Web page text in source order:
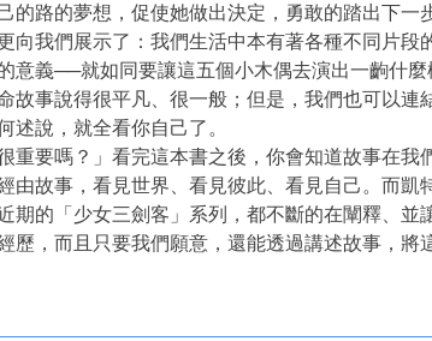
路的夢想，促使她做出決定，勇敢的踏出下一
向我們展示了：我們生活中本有著各種不同片
意義──就如同要讓這五個小木偶去演出一齣什
故事說得很平凡、很一般；但是，我們也可以
述說，就全看你自己了。
要嗎？」看完這本書之後，你會知道故事在我
故事，看見世界、看見彼此、看見自己。而凱
期的「少女三劍客」系列，都不斷的在闡釋、
，而且只要我們願意，還能透過講述故事，將